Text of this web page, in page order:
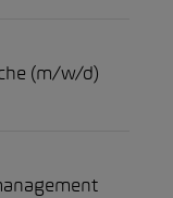
(m/w/d)